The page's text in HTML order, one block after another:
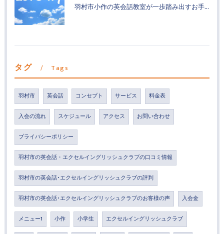
羽村市小作の英会話教室が一歩踏み出すお手伝い
タグ Tags
羽村市 英会話 コンセプト サービス 料金表
入会の流れ スケジュール アクセス お問い合わせ
プライバシーポリシー
羽村市の英会話・エクセルイングリッシュクラブの口コミ情報
羽村市の英会話･エクセルイングリッシュクラブの評判
羽村市の英会話･エクセルイングリッシュクラブのお客様の声 入会金
メニュー1 小作 小学生 エクセルイングリッシュクラブ